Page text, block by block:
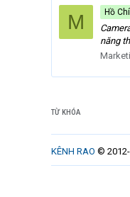
M Hồ
năng
TỪ KHÓA
KÊNH RAO ©